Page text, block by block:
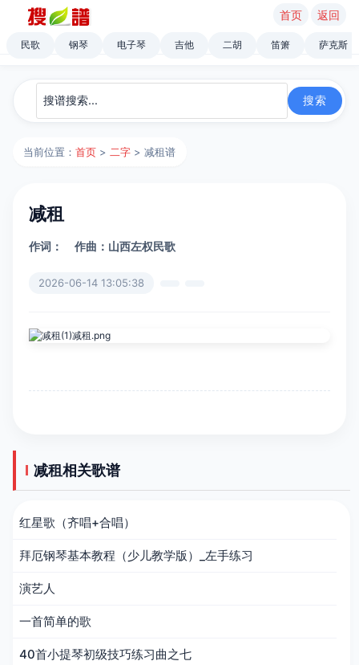
首页 返回
民歌 钢琴 电子琴 吉他 二胡 笛箫 萨克斯
当前位置：首页 > 二字 > 减租谱
减租
作词： 作曲：山西左权民歌
2026-06-14 13:05:38
减租相关歌谱
红星歌（齐唱+合唱）
拜厄钢琴基本教程（少儿教学版）_左手练习
演艺人
一首简单的歌
40首小提琴初级技巧练习曲之七